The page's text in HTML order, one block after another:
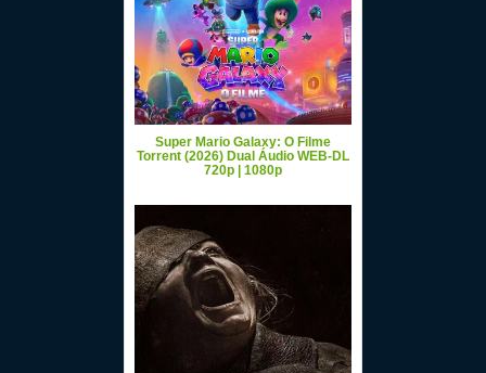
Super Mario Galaxy: O Filme
Torrent (2026) Dual Áudio WEB-DL
720p | 1080p